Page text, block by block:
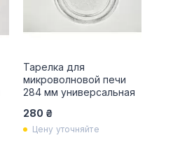
Тарелка для
микроволновой печи
284 мм универсальная
280 ₴
Цену уточняйте